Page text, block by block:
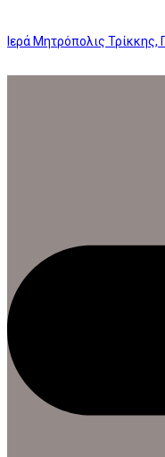
Ιερά Μητρόπολις Τρίκκης,